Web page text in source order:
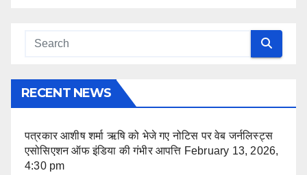
RECENT NEWS
पत्रकार आशीष शर्मा ऋषि को भेजे गए नोटिस पर वेब जर्नलिस्ट्स
एसोसिएशन ऑफ इंडिया की गंभीर आपत्ति February 13, 2026,
4:30 pm